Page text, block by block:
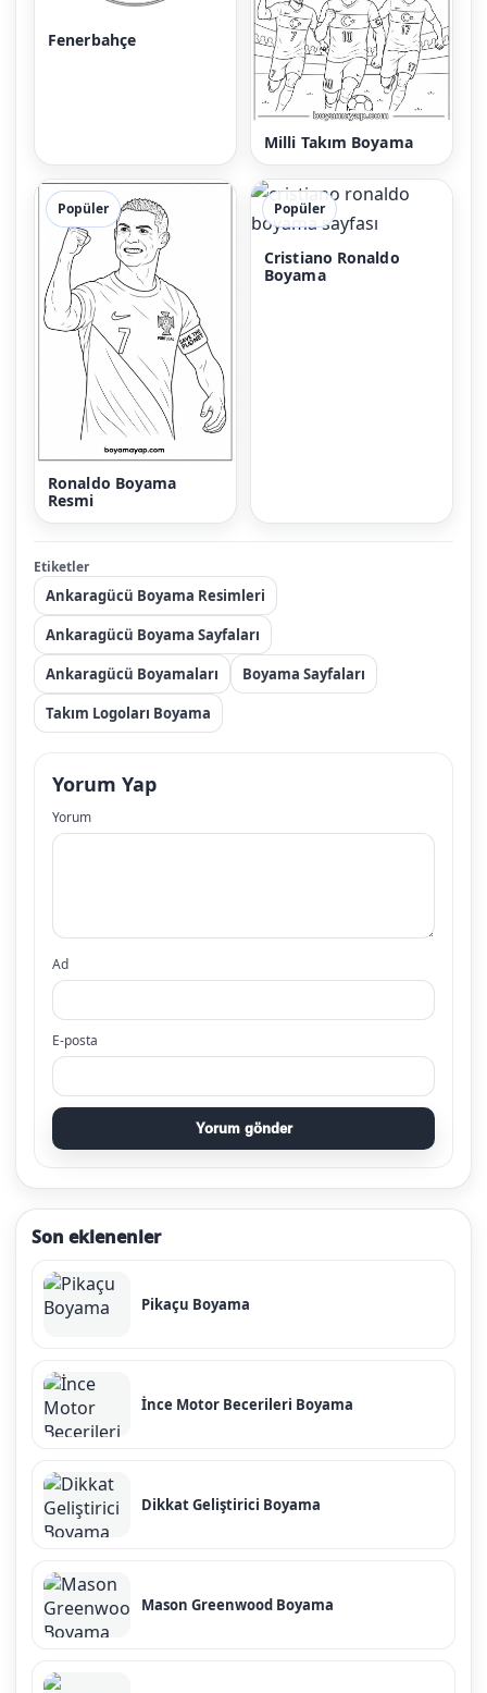
Fenerbahçe
Milli Takım Boyama
Popüler
Ronaldo Boyama
Resmi
Popüler
Cristiano Ronaldo
Boyama
Etiketler
Ankaragücü Boyama Resimleri
Ankaragücü Boyama Sayfaları
Ankaragücü Boyamaları
Boyama Sayfaları
Takım Logoları Boyama
Yorum Yap
Yorum
Ad
E-posta
Yorum gönder
Son eklenenler
Pikaçu Boyama
İnce Motor Becerileri Boyama
Dikkat Geliştirici Boyama
Mason Greenwood Boyama